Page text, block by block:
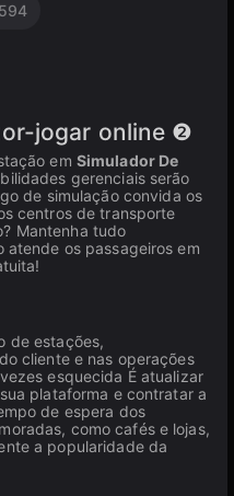
594
jogar online ❷
em Simulador De
gerenciais serão
de simulação convida os
centros de transporte
Mantenha tudo
os passageiros em
de estações,
cliente e nas operações
esquecida É atualizar
plataforma e contratar a
de espera dos
como cafés e lojas,
a popularidade da